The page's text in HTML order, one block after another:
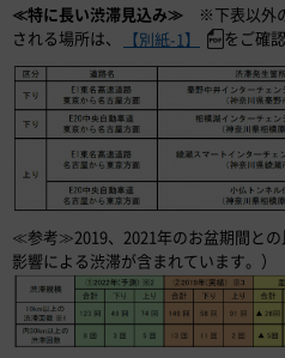
≪特に長い渋滞見込み≫ ※下表以外
される場所は、
【別紙-1】 をご確
≪参考≫2019、2021年のお盆期間と
影響による渋滞が含まれています。）